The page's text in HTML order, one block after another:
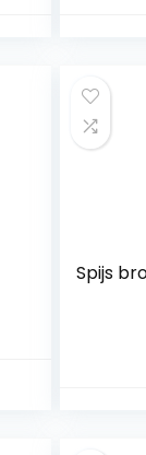
Spijs